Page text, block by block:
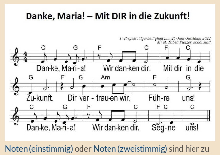
Noten (einstimmig)oderNoten (zweistimmig)sind hier zu